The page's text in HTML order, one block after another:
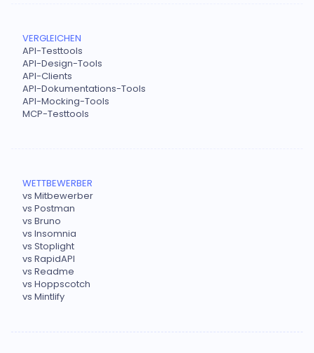
VERGLEICHEN
API-Testtools
API-Design-Tools
API-Clients
API-Dokumentations-Tools
API-Mocking-Tools
MCP-Testtools
WETTBEWERBER
vs Mitbewerber
vs Postman
vs Bruno
vs Insomnia
vs Stoplight
vs RapidAPI
vs Readme
vs Hoppscotch
vs Mintlify